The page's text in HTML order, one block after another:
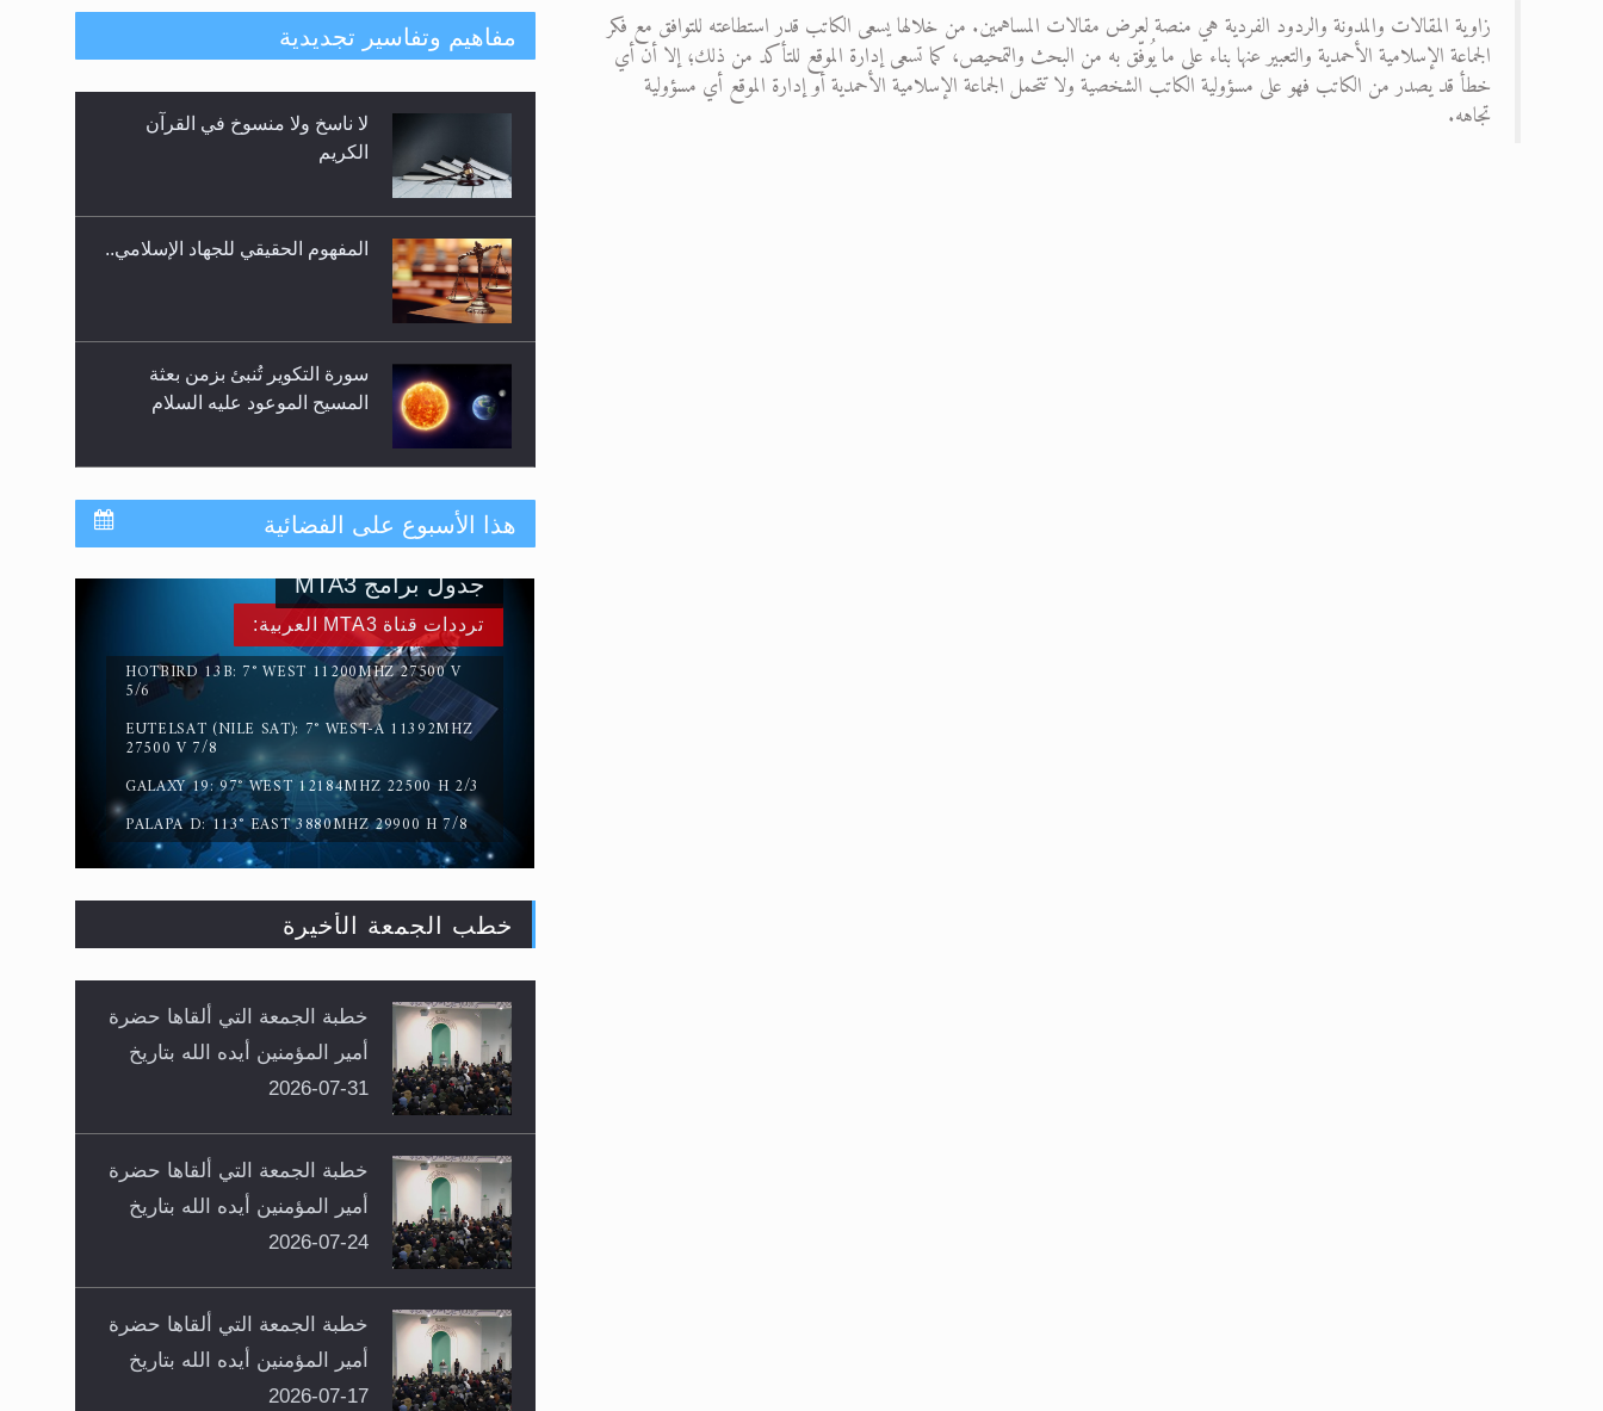
زاوية المقالات والمدونة والردود الفردية هي منصة لعرض مقالات المساهمين. من خلالها يسعى الكاتب قدر استطاعته للتوافق مع فكر
الجماعة الإسلامية الأحمدية والتعبير عنها بناء على ما يُوفّق به من البحث والتمحيص، كما تسعى إدارة الموقع للتأكد من ذلك؛ إلا أن أي
خطأ قد يصدر من الكاتب فهو على مسؤولية الكاتب الشخصية ولا تتحمل الجماعة الإسلامية الأحمدية أو إدارة الموقع أي مسؤولية
تجاهه.
هل يُحسب حول الزكاة وفق السنة
الميلادية أو الهجرية؟
هل يجوز فتح مشروع كوافير نسائي
للمحجبات وغير المحجبات؟
مفاهيم وتفاسير تجديدية
لا ناسخ ولا منسوخ في القرآن
الكريم
المفهوم الحقيقي للجهاد الإسلامي..
سورة التكوير تُنبئ بزمن بعثة
المسيح الموعود عليه السلام
حقيقة المسيح الدجال
القرآن قاضٍ وحكمٌ على السنة
ومهيمنٌ عليها.. ليس العكس
هذا الأسبوع على الفضائية
ترددات قناة MTA3 العربية:
HOTBIRD 13B: 7° WEST 11200MHZ 27500 V
5/6
EUTELSAT (NILE SAT): 7° WEST-A 11392MHZ
27500 V 7/8
GALAXY 19: 97° WEST 12184MHZ 22500 H 2/3
PALAPA D: 113° EAST 3880MHZ 29900 H 7/8
جدول برامج MTA3
خطب الجمعة الأخيرة
خطبة الجمعة التي ألقاها حضرة
أمير المؤمنين أيده الله بتاريخ
31-07-2026
خطبة الجمعة التي ألقاها حضرة
أمير المؤمنين أيده الله بتاريخ
24-07-2026
خطبة الجمعة التي ألقاها حضرة
أمير المؤمنين أيده الله بتاريخ
17-07-2026